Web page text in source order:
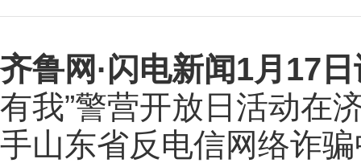
齐鲁网 ·闪电新闻1月17
有我”警营开放日活动在
手山东省反电信网络诈